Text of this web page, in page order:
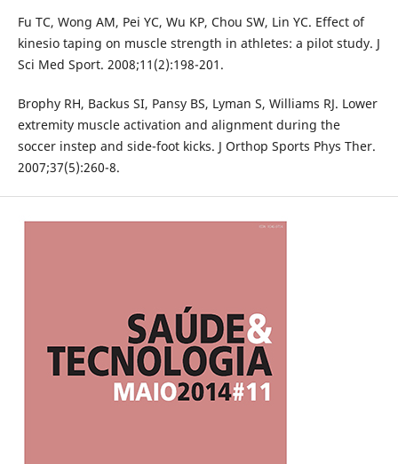
Fu TC, Wong AM, Pei YC, Wu KP, Chou SW, Lin YC. Effect of
kinesio taping on muscle strength in athletes: a pilot study. J
Sci Med Sport. 2008;11(2):198-201.
Brophy RH, Backus SI, Pansy BS, Lyman S, Williams RJ. Lower
extremity muscle activation and alignment during the
soccer instep and side-foot kicks. J Orthop Sports Phys Ther.
2007;37(5):260-8.